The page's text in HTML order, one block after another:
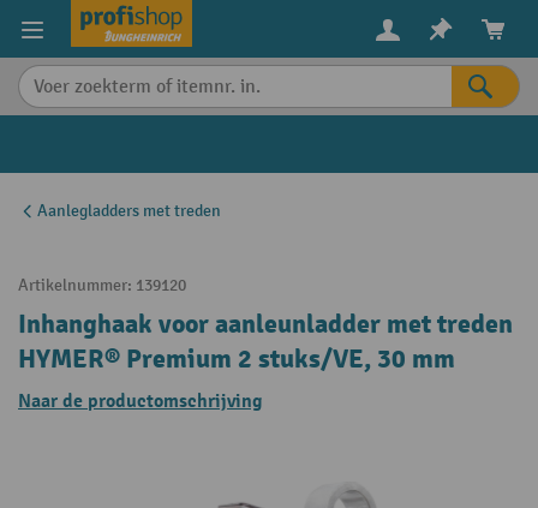
content
Aanlegladders met treden
Artikelnummer: 139120
Inhanghaak voor aanleunladder met treden
HYMER® Premium 2 stuks/VE, 30 mm
Naar de productomschrijving